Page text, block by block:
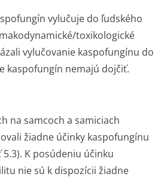
vylučuje do ľudského
toxikologic­ké
vylučovanie kaspofungínu do
kaspofungín nemajú dojčiť.
na samcoch a samiciach
žiadne účinky kaspofungínu
K posúdeniu účinku
nie sú k dispozícii žiadne